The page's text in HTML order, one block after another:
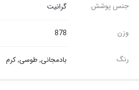
جنس پوشش گرانیت
وزن 878
رنگ بادمجانی, طوسی, کرم